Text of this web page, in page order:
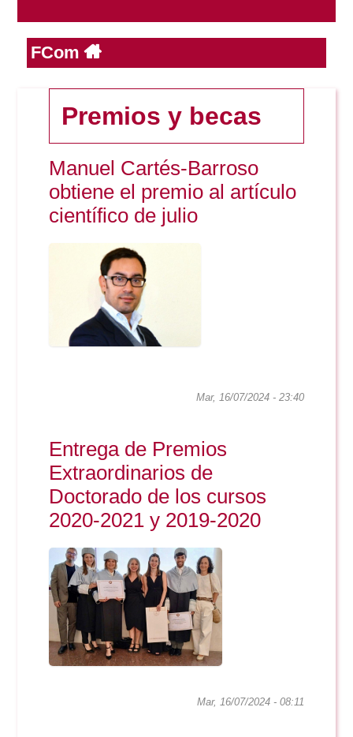
Reservas
Periodismo
Publicidad y RR.PP
Comunicación Audiovisual
Exámenes Grado
Publicidad y RR.PP
Secretaría Virtual
#miTFG
FCom
Premios y becas
Manuel Cartés-Barroso
obtiene el premio al artículo
científico de julio
Mar, 16/07/2024 - 23:40
Entrega de Premios
Extraordinarios de
Doctorado de los cursos
2020-2021 y 2019-2020
Mar, 16/07/2024 - 08:11